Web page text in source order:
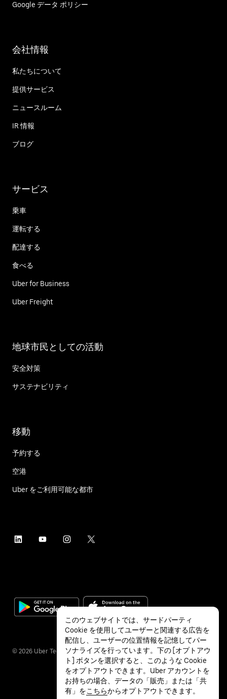
Google データ ポリシー
会社情報
私たちについて
提供サービス
ニュースルーム
IR 情報
ブログ
サービス
乗車
運転する
配達する
食べる
Uber for Business
Uber Freight
地球市民としての活動
安全対策
サステナビリティ
移動
予約する
空港
Uber をご利用可能な都市
© 2026 Uber Technologies Inc.
このウェブサイトでは、サードパーティ
Cookie を使用してユーザーと関連する広告を
配信し、ユーザーの位置情報を記憶してパー
ソナライズを行っています。下の [オプトアウ
ト] ボタンを選択すると、このような Cookie
をオプトアウトできます。Uber アカウントを
お持ちの場合、データの「販売」または「共
有」をこちらからオプトアウトできます。